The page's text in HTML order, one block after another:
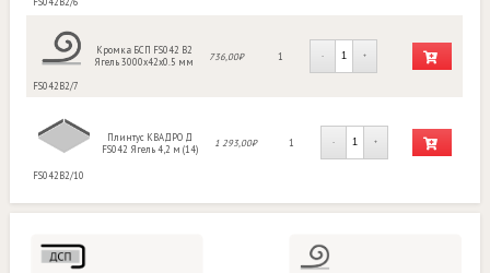
FS042B2/7
Кромка БСП FS042 B2
Ягель 3000х42х0.5 мм
736,00₽ 1 - +
FS042B2/10
Плинтус КВАДРО Д
FS042 Ягель 4,2 м (14)
1 293,00₽ 1 - +